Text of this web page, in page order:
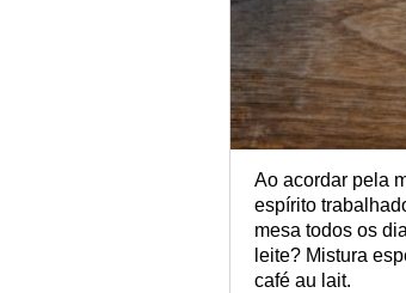
Ao acordar pela
espírito
mesa todos os
leite? Mistura
café au lait.